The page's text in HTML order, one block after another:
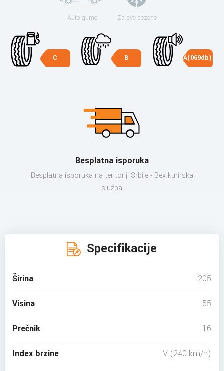
Auto gume Za sve sezone
C B A(069db)
Besplatna isporuka
Besplatna isporuka na teritoriji Srbije - Bex kurirska
služba
Specifikacije
Širina 205
Visina 55
Prečnik 16
Index brzine V (240 km/h)